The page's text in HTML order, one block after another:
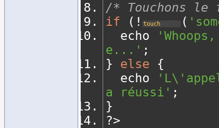
/* Touchons
if
(! touch (
	echo
e...' ;
}
else
{
	echo
a réussi' ;
}
?>